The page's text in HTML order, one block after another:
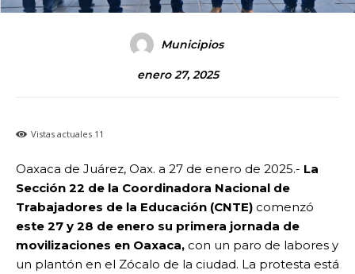
Municipios
enero 27, 2025
Vistas actuales 11
Oaxaca de Juárez, Oax. a 27 de enero de 2025.- La
Sección 22 de la Coordinadora Nacional de
Trabajadores de la Educación (CNTE) comenzó
este 27 y 28 de enero su primera jornada de
movilizaciones en Oaxaca, con un paro de labores y
un plantón en el Zócalo de la ciudad. La protesta está